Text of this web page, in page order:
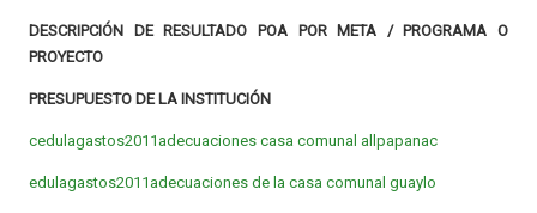
DESCRIPCIÓN DE RESULTADO POA POR META / PROGRAMA O
PROYECTO
PRESUPUESTO DE LA INSTITUCIÓN
cedulagastos2011adecuaciones casa comunal allpapanac
edulagastos2011adecuaciones de la casa comunal guaylo